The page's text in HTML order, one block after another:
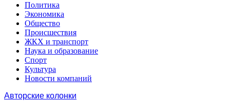
Политика
Экономика
Общество
Происшествия
ЖКХ и транспорт
Наука и образование
Спорт
Культура
Новости компаний
Авторские колонки